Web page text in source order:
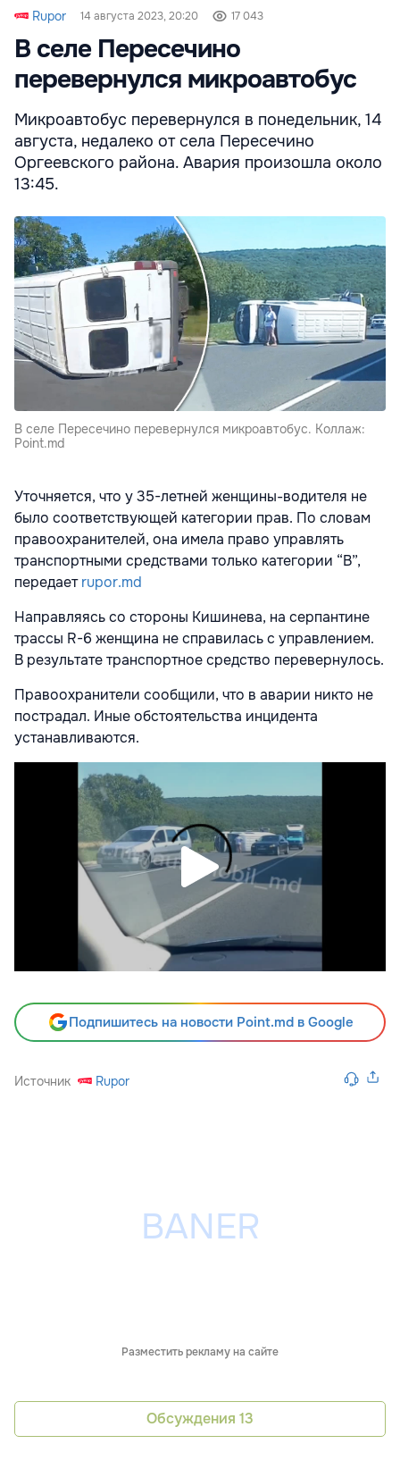
Rupor 14 августа 2023, 20:20 17 043
В селе Пересечино
перевернулся микроавтобус
Микроавтобус перевернулся в понедельник, 14
августа, недалеко от села Пересечино
Оргеевского района. Авария произошла около
13:45.
В селе Пересечино перевернулся микроавтобус. Коллаж:
Point.md
Уточняется, что у 35-летней женщины-водителя не
было соответствующей категории прав. По словам
правоохранителей, она имела право управлять
транспортными средствами только категории “В”,
передаетrupor.md
Направляясь со стороны Кишинева, на серпантине
трассы R-6 женщина не справилась с управлением.
В результате транспортное средство перевернулось.
Правоохранители сообщили, что в аварии никто не
пострадал. Иные обстоятельства инцидента
устанавливаются.
Подпишитесь на новости Point.md в Google
Источник Rupor
Разместить рекламу на сайте
Обсуждения 13